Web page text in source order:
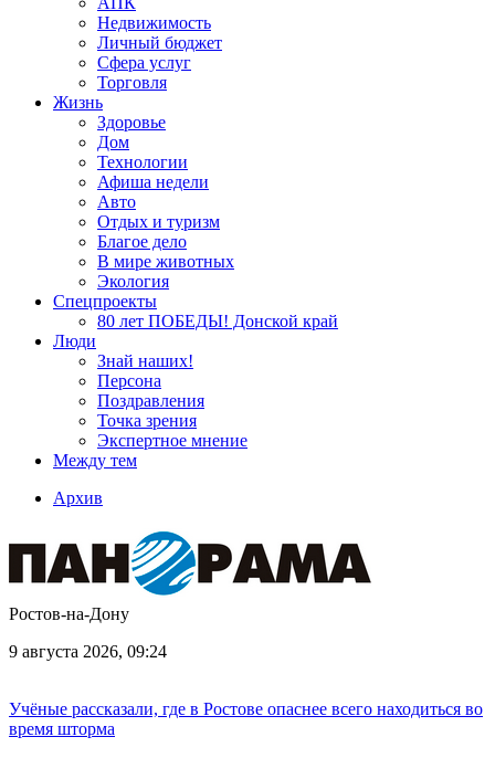
Недвижимость
Личный бюджет
Сфера услуг
Торговля
Жизнь
Здоровье
Дом
Технологии
Афиша недели
Авто
Отдых и туризм
Благое дело
В мире животных
Экология
Спецпроекты
80 лет ПОБЕДЫ! Донской край
Люди
Знай наших!
Персона
Поздравления
Точка зрения
Экспертное мнение
Между тем
Архив
Ростов-на-Дону
9 августа 2026, 09:24
Учёные рассказали, где в Ростове опаснее всего находиться во
время шторма